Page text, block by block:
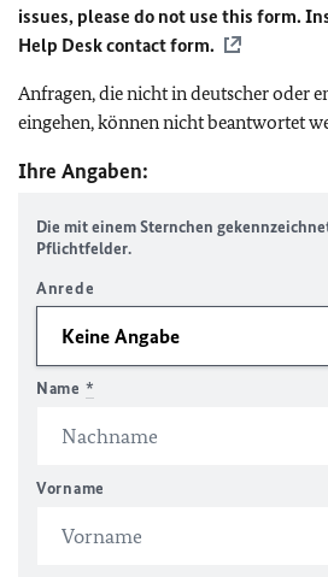
issues, please do not use this form.
Help Desk contact form.
Anfragen, die nicht in deutscher oder
eingehen, können nicht beantwortet
Ihre Angaben:
Die mit einem Sternchen
Pflichtfelder.
Anrede
Name *
Vorname